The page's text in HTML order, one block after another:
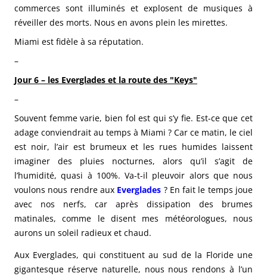
commerces sont illuminés et explosent de musiques à
réveiller des morts. Nous en avons plein les mirettes.
Miami est fidèle à sa réputation.
–
Jour 6 – les Everglades et la route des "Keys"
–
Souvent femme varie, bien fol est qui s’y fie. Est-ce que cet
adage conviendrait au temps à Miami ? Car ce matin, le ciel
est noir, l’air est brumeux et les rues humides laissent
imaginer des pluies nocturnes, alors qu’il s’agit de
l’humidité, quasi à 100%. Va-t-il pleuvoir alors que nous
voulons nous rendre aux Everglades ? En fait le temps joue
avec nos nerfs, car après dissipation des brumes
matinales, comme le disent mes météorologues, nous
aurons un soleil radieux et chaud.
Aux Everglades, qui constituent au sud de la Floride une
gigantesque réserve naturelle, nous nous rendons à l’un